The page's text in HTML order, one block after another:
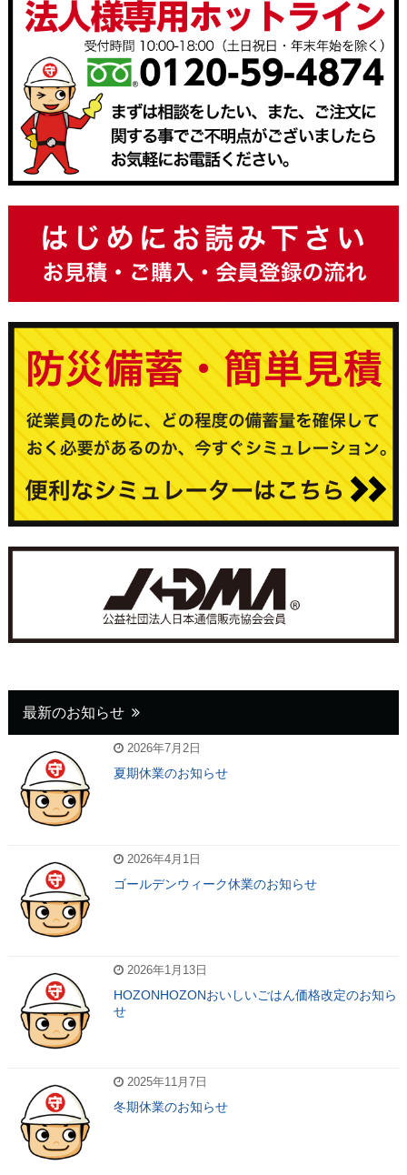
最新のお知らせ
2026年7月2日
夏期休業のお知らせ
2026年4月1日
ゴールデンウィーク休業のお知らせ
2026年1月13日
HOZONHOZONおいしいごはん価格改定のお知ら
せ
2025年11月7日
冬期休業のお知らせ